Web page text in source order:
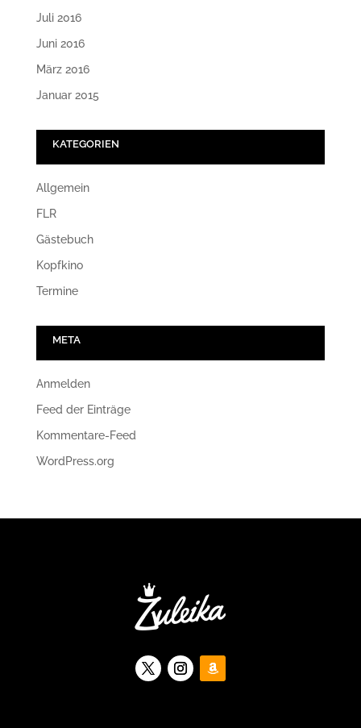
Juli 2016
Juni 2016
März 2016
Januar 2015
KATEGORIEN
Allgemein
FLR
Gästebuch
Kopfkino
Termine
META
Anmelden
Feed der Einträge
Kommentare-Feed
WordPress.org